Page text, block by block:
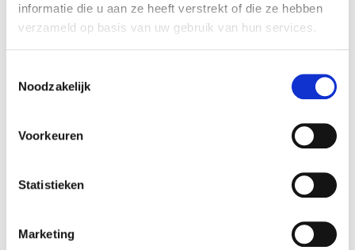
informatie die u aan ze heeft verstrekt of die ze hebben
verzameld op basis van uw gebruik van hun services.
Noodzakelijk
Voorkeuren
Statistieken
Marketing
Ontdek de vele manieren waarop je Human